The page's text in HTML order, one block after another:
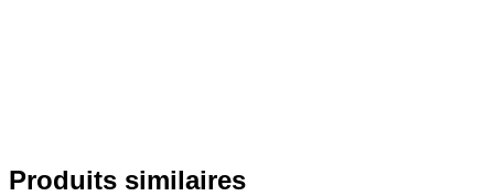
Produits similaires